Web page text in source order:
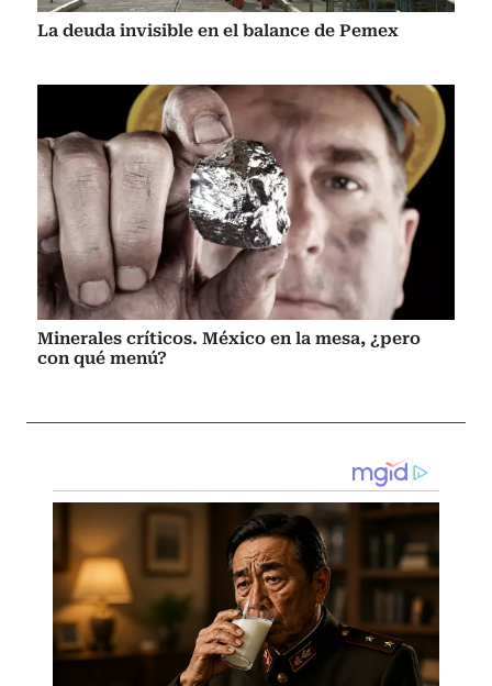
La deuda invisible en el balance de Pemex
Minerales críticos. México en la mesa, ¿pero
con qué menú?